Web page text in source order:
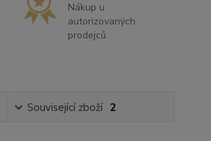
Nákup u
autorizovaných
prodejců
Související zboží 2